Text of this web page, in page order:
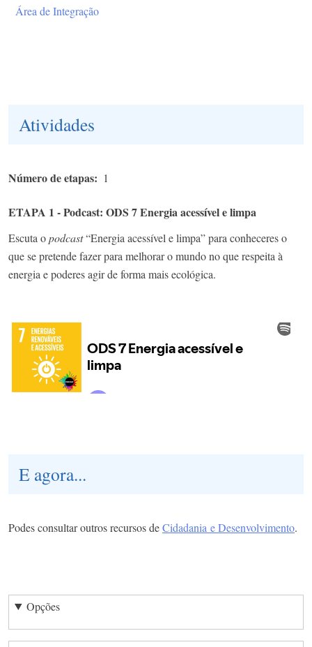
Área de Integração
Atividades
Número de etapas 1
ETAPA 1 - Podcast: ODS 7 Energia acessível e limpa
Escuta opodcast“Energia acessível e limpa” para conheceres o
que se pretende fazer para melhorar o mundo no que respeita à
energia e poderes agir de forma mais ecológica.
E agora...
Podes consultar outros recursos deCidadania e Desenvolvimento.
Opções